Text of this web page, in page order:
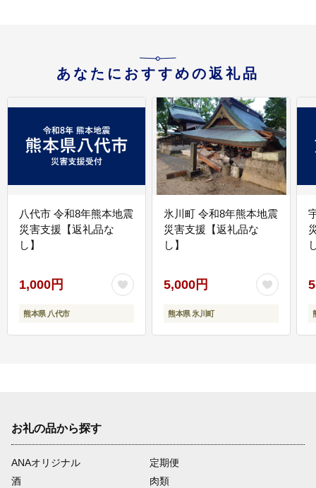
あなたにおすすめの返礼品
八代市 令和8年熊本地震
災害支援【返礼品な
し】
1,000円
熊本県 八代市
氷川町 令和8年熊本地震
災害支援【返礼品な
し】
5,000円
熊本県 氷川町
お礼の品から探す
ANAオリジナル
定期便
酒
肉類